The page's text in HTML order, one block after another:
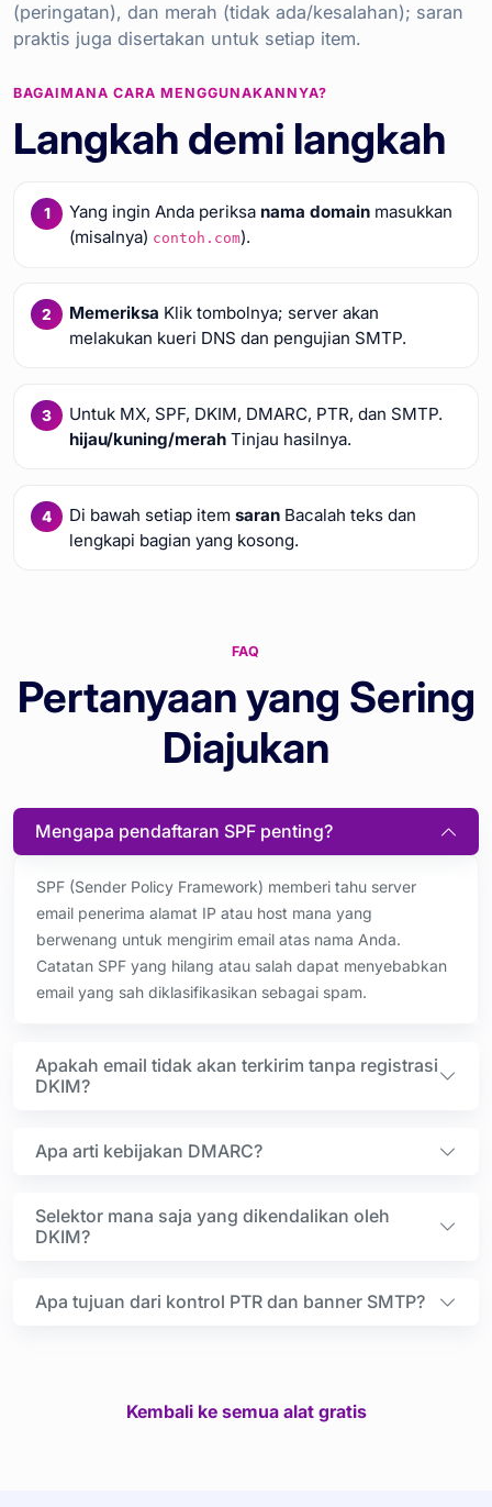
(peringatan), dan merah (tidak ada/kesalahan); saran
praktis juga disertakan untuk setiap item.
BAGAIMANA CARA MENGGUNAKANNYA?
Langkah demi langkah
Yang ingin Anda periksa nama domainmasukkan
(misalnya) contoh.com).
Memeriksa Klik tombolnya; server akan
melakukan kueri DNS dan pengujian SMTP.
Untuk MX, SPF, DKIM, DMARC, PTR, dan SMTP.
hijau/kuning/merahTinjau hasilnya.
Di bawah setiap item saranBacalah teks dan
lengkapi bagian yang kosong.
FAQ
Pertanyaan yang Sering
Diajukan
Mengapa pendaftaran SPF penting?
SPF (Sender Policy Framework) memberi tahu server
email penerima alamat IP atau host mana yang
berwenang untuk mengirim email atas nama Anda.
Catatan SPF yang hilang atau salah dapat menyebabkan
email yang sah diklasifikasikan sebagai spam.
Apakah email tidak akan terkirim tanpa registrasi
DKIM?
Apa arti kebijakan DMARC?
Selektor mana saja yang dikendalikan oleh
DKIM?
Apa tujuan dari kontrol PTR dan banner SMTP?
Kembali ke semua alat gratis